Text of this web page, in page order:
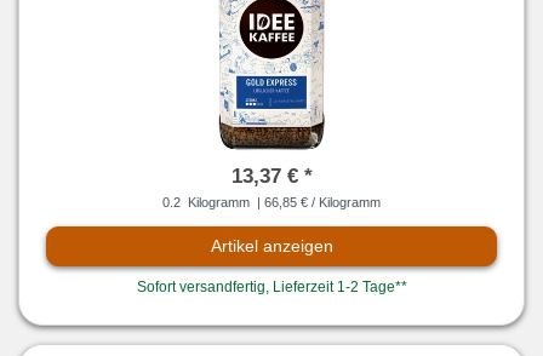
13,37 € *
0.2 Kilogramm | 66,85 € / Kilogramm
Artikel anzeigen
Sofort versandfertig, Lieferzeit 1-2 Tage**